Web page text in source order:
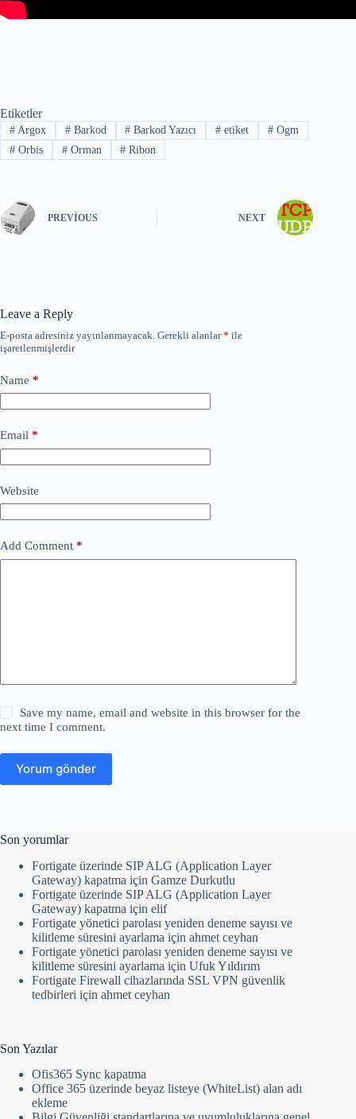
Etiketler
#Argox #Barkod # Barkod Yazıcı # etiket # Ogm
#Orbis #Orman # Ribon
PREVIOUS NEXT
Leave a Reply
E-posta adresiniz yayınlanmayacak. Gerekli alanlar* ile
işaretlenmişlerdir
Name *
Email *
Website
Add Comment *
Save my name, email and website in this browser for the
next time I comment.
Yorum gönder
Son yorumlar
Fortigate üzerinde SIP ALG (Application Layer
Gateway) kapatma için Gamze Durkutlu
Fortigate üzerinde SIP ALG (Application Layer
Gateway) kapatma için elif
Fortigate yönetici parolası yeniden deneme sayısı ve
kilitleme süresini ayarlama için ahmet ceyhan
Fortigate yönetici parolası yeniden deneme sayısı ve
kilitleme süresini ayarlama için Ufuk Yıldırım
Fortigate Firewall cihazlarında SSL VPN güvenlik
tedbirleri için ahmet ceyhan
Son Yazılar
Ofis365 Sync kapatma
Office 365 üzerinde beyaz listeye (WhiteList) alan adı
ekleme